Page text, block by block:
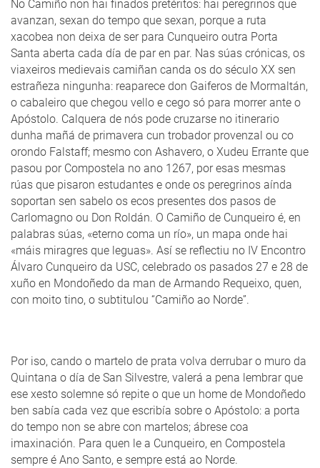
No Camiño non hai finados pretéritos: hai peregrinos que
avanzan, sexan do tempo que sexan, porque a ruta
xacobea non deixa de ser para Cunqueiro outra Porta
Santa aberta cada día de par en par. Nas súas crónicas, os
viaxeiros medievais camiñan canda os do século XX sen
estrañeza ningunha: reaparece don Gaiferos de Mormaltán,
o cabaleiro que chegou vello e cego só para morrer ante o
Apóstolo. Calquera de nós pode cruzarse no itinerario
dunha mañá de primavera cun trobador provenzal ou co
orondo Falstaff; mesmo con Ashavero, o Xudeu Errante que
pasou por Compostela no ano 1267, por esas mesmas
rúas que pisaron estudantes e onde os peregrinos aínda
soportan sen sabelo os ecos presentes dos pasos de
Carlomagno ou Don Roldán. O Camiño de Cunqueiro é, en
palabras súas, «eterno coma un río», un mapa onde hai
«máis miragres que leguas». Así se reflectiu no IV Encontro
Álvaro Cunqueiro da USC, celebrado os pasados 27 e 28 de
xuño en Mondoñedo da man de Armando Requeixo, quen,
con moito tino, o subtitulou “Camiño ao Norde”.
Por iso, cando o martelo de prata volva derrubar o muro da
Quintana o día de San Silvestre, valerá a pena lembrar que
ese xesto solemne só repite o que un home de Mondoñedo
ben sabía cada vez que escribía sobre o Apóstolo: a porta
do tempo non se abre con martelos; ábrese coa
imaxinación. Para quen le a Cunqueiro, en Compostela
sempre é Ano Santo, e sempre está ao Norde.